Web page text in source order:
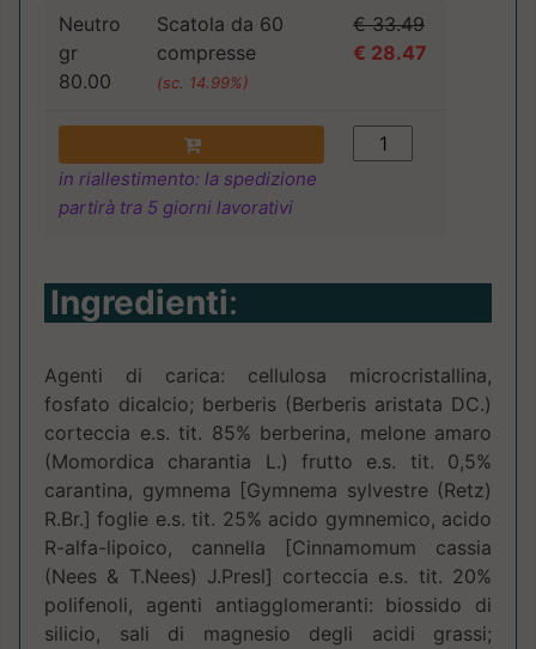
Neutro
gr
80.00
Scatola da 60
compresse
(sc. 14.99%)
€ 33.49
€ 28.47
in riallestimento: la spedizione
partirà tra 5 giorni lavorativi
Ingredienti:
Agenti di carica: cellulosa microcristallina,
fosfato dicalcio; berberis (Berberis aristata DC.)
corteccia e.s. tit. 85% berberina, melone amaro
(Momordica charantia L.) frutto e.s. tit. 0,5%
carantina, gymnema [Gymnema sylvestre (Retz)
R.Br.] foglie e.s. tit. 25% acido gymnemico, acido
R-alfa-lipoico, cannella [Cinnamomum cassia
(Nees & T.Nees) J.Presl] corteccia e.s. tit. 20%
polifenoli, agenti antiagglomeranti: biossido di
silicio, sali di magnesio degli acidi grassi;